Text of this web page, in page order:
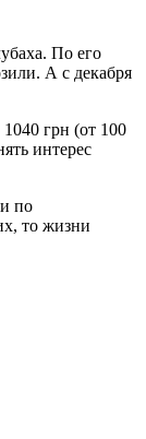
По его
А с декабря
грн (от 100
интерес
по
то жизни